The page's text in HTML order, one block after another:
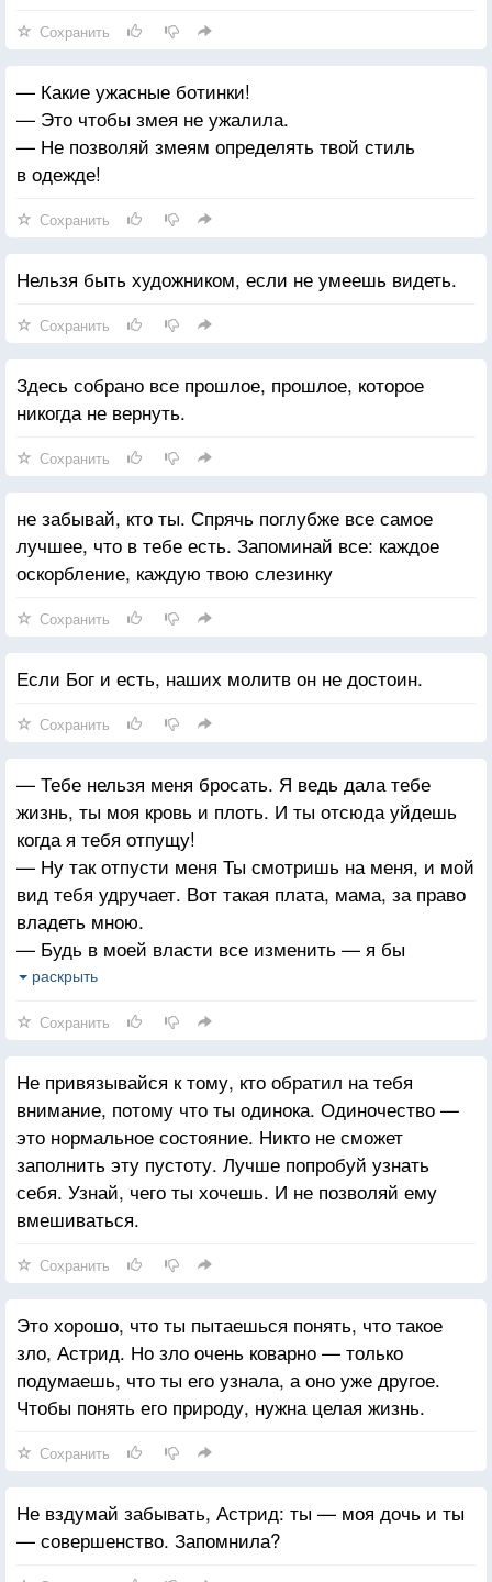
Сохранить
— Какие ужасные ботинки!
— Это чтобы змея не ужалила.
— Не позволяй змеям определять твой стиль
в одежде!
Сохранить
Нельзя быть художником, если не умеешь видеть.
Сохранить
Здесь собрано все прошлое, прошлое, которое
никогда не вернуть.
Сохранить
не забывай, кто ты. Спрячь поглубже все самое
лучшее, что в тебе есть. Запоминай все: каждое
оскорбление, каждую твою слезинку
Сохранить
Если Бог и есть, наших молитв он не достоин.
Сохранить
— Тебе нельзя меня бросать. Я ведь дала тебе
жизнь, ты моя кровь и плоть. И ты отсюда уйдешь
когда я тебя отпущу!
— Ну так отпусти меня Ты смотришь на меня, и мой
вид тебя удручает. Вот такая плата, мама, за право
владеть мною.
— Будь в моей власти все изменить — я бы
сделала это.
врать мне не к лицу. Скажи мне, что готова остаться
тут навсегда, лишь бы я снова стала такой, какой
была
раскрыть
Сохранить
Не привязывайся к тому, кто обратил на тебя
внимание, потому что ты одинока. Одиночество —
это нормальное состояние. Никто не сможет
заполнить эту пустоту. Лучше попробуй узнать
себя. Узнай, чего ты хочешь. И не позволяй ему
вмешиваться.
Сохранить
Это хорошо, что ты пытаешься понять, что такое
зло, Астрид. Но зло очень коварно — только
подумаешь, что ты его узнала, а оно уже другое.
Чтобы понять его природу, нужна целая жизнь.
Сохранить
Не вздумай забывать, Астрид: ты — моя дочь и ты
— совершенство. Запомнила?